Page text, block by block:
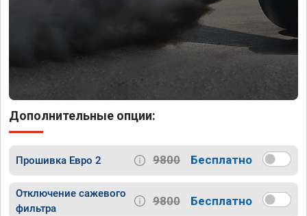
Дополнительные опции:
Прошивка Евро 2 9800 Бесплатно
Отключение сажевого
фильтра
9800 Бесплатно